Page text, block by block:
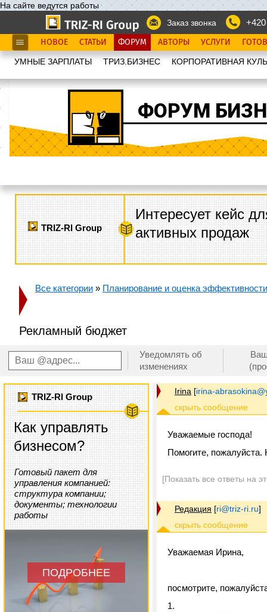
На сайте ведутся работы
Заказ звонка
НОВОЕ СТАТЬИ ФОРУМ АВТОРЫ УСЛУГИ
УМНЫЕ ЗАРПЛАТЫ ТРИЗ.БИЗНЕС КОРПОРАТИВНАЯ
ФОРУМ
TRIZ-RI Group
Интересует кейс
активных продаж
Все категории » Планирование и оценка
Рекламный бюджет
Уведомлять об
изменениях
TRIZ-RI Group
Как управлять
бизнесом?
Готовый пакет для
управления компанией:
структура компании;
документы; технологии
работы
ПОДРОБНЕЕ
Irina [irina-
Уважаемые господа!
Помогите,
[Показать все ответы на
Редакция [ri@triz-ri.ru]
Уважаемая Ирина,
посмотрите,